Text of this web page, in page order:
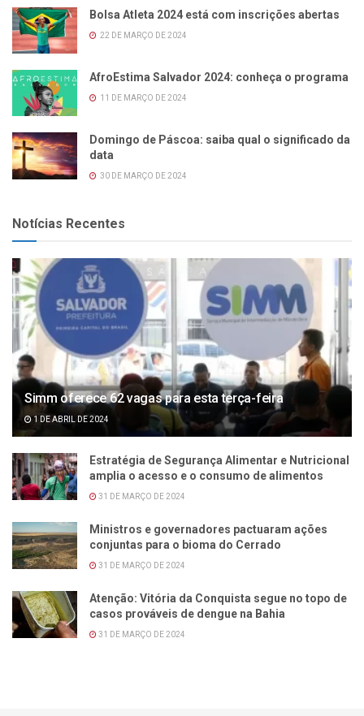
Bolsa Atleta 2024 está com inscrições abertas
22 DE MARÇO DE 2024
AfroEstima Salvador 2024: conheça o programa
11 DE MARÇO DE 2024
Domingo de Páscoa: saiba qual o significado da
data
30 DE MARÇO DE 2024
Notícias Recentes
Simm oferece 62 vagas para esta terça-feira
1 DE ABRIL DE 2024
Estratégia de Segurança Alimentar e Nutricional
amplia o acesso e o consumo de alimentos
31 DE MARÇO DE 2024
Ministros e governadores pactuaram ações
conjuntas para o bioma do Cerrado
31 DE MARÇO DE 2024
Atenção: Vitória da Conquista segue no topo de
casos prováveis de dengue na Bahia
31 DE MARÇO DE 2024